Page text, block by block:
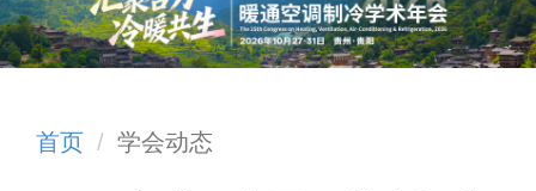
绍
动
讯
首页 学会动态